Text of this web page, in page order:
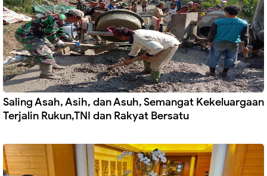
Saling Asah, Asih, dan Asuh, Semangat Kekeluargaan
Terjalin Rukun,TNI dan Rakyat Bersatu